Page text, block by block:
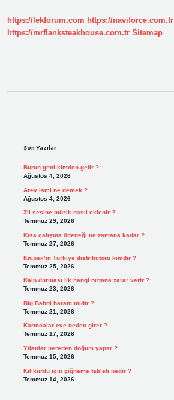
https://lekforum.com https://naviforce.com.tr
https://mrflanksteakhouse.com.tr Sitemap
Son Yazılar
Burun geni kimden gelir ?
Ağustos 4, 2026
Arev ismi ne demek ?
Ağustos 4, 2026
Zil sesine müzik nasıl eklenir ?
Temmuz 29, 2026
Kısa çalışma ödeneği ne zamana kadar ?
Temmuz 27, 2026
Knipex’in Türkiye distribütörü kimdir ?
Temmuz 25, 2026
Kalp durması ilk hangi organa zarar verir ?
Temmuz 23, 2026
Big Babol haram mıdır ?
Temmuz 21, 2026
Karıncalar eve neden girer ?
Temmuz 17, 2026
Yılanlar nereden doğum yapar ?
Temmuz 15, 2026
Kıl kurdu için çiğneme tableti nedir ?
Temmuz 14, 2026